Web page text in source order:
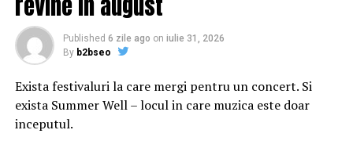
„Întreb un singur lucru şi toată lumea ar trebui să
răspundă cu inima. M-am rugat pentru ea când am
văzut-o? M-am rugat pentru ca Domnul să o vindece şi
să o protejeze? M-am rugat pentru părinţii şi familia
ei?”, a spus papa, adăugând: „Când vedem pe cineva care
suferă, trebuie să ne rugăm. Această situaţie ar trebui să
ne ajute mereu să punem această întrebare”.
Published 6 zile ago on iulie 31, 2026
By b2bseo
Exista festivaluri la care mergi pentru un concert. Si
exista Summer Well – locul in care muzica este doar
inceputul.